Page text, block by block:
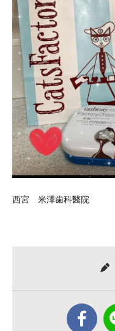
西宮 米澤歯科醫院